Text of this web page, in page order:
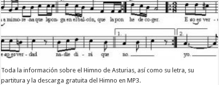
Toda la información sobre el Himno de Asturias, así como su letra, su
partitura y la descarga gratuita del Himno en MP3.